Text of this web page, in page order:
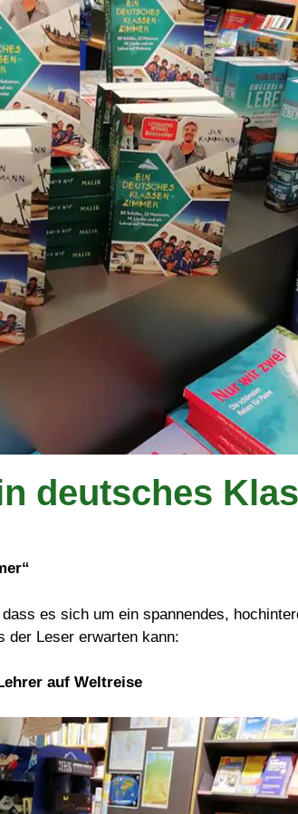
deutsches
es sich um ein spannendes,
der Leser erwarten kann:
auf Weltreise